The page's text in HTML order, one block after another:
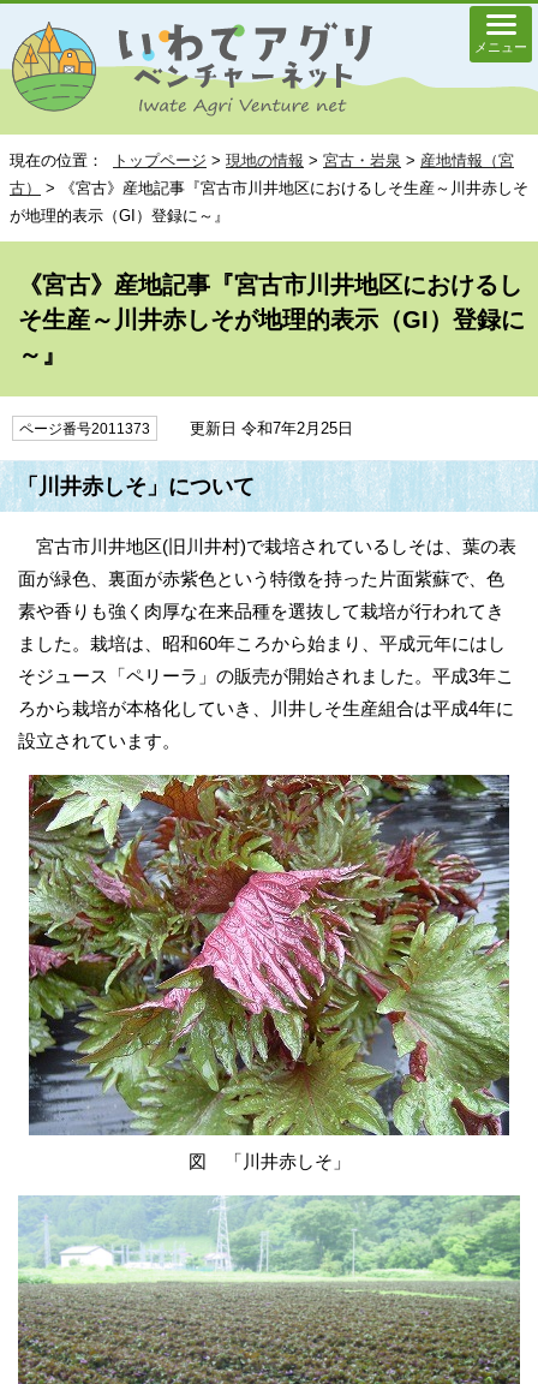
メニュー
現在の位置： トップページ > 現地の情報 > 宮古・岩泉 > 産地情報（宮
古）
> 《宮古》産地記事『宮古市川井地区におけるしそ生産～川井赤しそ
が地理的表示（GI）登録に～』
《宮古》産地記事『宮古市川井地区におけるし
そ生産～川井赤しそが地理的表示（GI）登録に
～』
ページ番号2011373 更新日 令和7年2月25日
「川井赤しそ」について
宮古市川井地区(旧川井村)で栽培されているしそは、葉の表
面が緑色、裏面が赤紫色という特徴を持った片面紫蘇で、色
素や香りも強く肉厚な在来品種を選抜して栽培が行われてき
ました。栽培は、昭和60年ころから始まり、平成元年にはし
そジュース「ペリーラ」の販売が開始されました。平成3年こ
ろから栽培が本格化していき、川井しそ生産組合は平成4年に
設立されています。
図 「川井赤しそ」